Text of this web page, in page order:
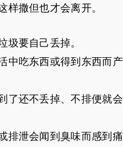
样撒但也才会离开。
圾要自己丢掉。
中吃东西或得到东西而
了还不丢掉、不排便就
排泄会闻到臭味而感到痛